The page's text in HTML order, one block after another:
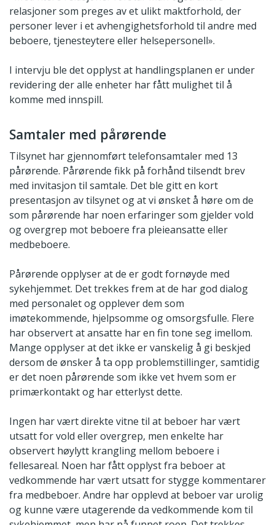
relasjoner som preges av et ulikt maktforhold, der
personer lever i et avhengighetsforhold til andre med
beboere, tjenesteytere eller helsepersonell».
I intervju ble det opplyst at handlingsplanen er under
revidering der alle enheter har fått mulighet til å
komme med innspill.
Samtaler med pårørende
Tilsynet har gjennomført telefonsamtaler med 13
pårørende. Pårørende fikk på forhånd tilsendt brev
med invitasjon til samtale. Det ble gitt en kort
presentasjon av tilsynet og at vi ønsket å høre om de
som pårørende har noen erfaringer som gjelder vold
og overgrep mot beboere fra pleieansatte eller
medbeboere.
Pårørende opplyser at de er godt fornøyde med
sykehjemmet. Det trekkes frem at de har god dialog
med personalet og opplever dem som
imøtekommende, hjelpsomme og omsorgsfulle. Flere
har observert at ansatte har en fin tone seg imellom.
Mange opplyser at det ikke er vanskelig å gi beskjed
dersom de ønsker å ta opp problemstillinger, samtidig
er det noen pårørende som ikke vet hvem som er
primærkontakt og har etterlyst dette.
Ingen har vært direkte vitne til at beboer har vært
utsatt for vold eller overgrep, men enkelte har
observert høylytt krangling mellom beboere i
fellesareal. Noen har fått opplyst fra beboer at
vedkommende har vært utsatt for stygge kommentarer
fra medbeboer. Andre har opplevd at beboer var urolig
og kunne være utagerende da vedkommende kom til